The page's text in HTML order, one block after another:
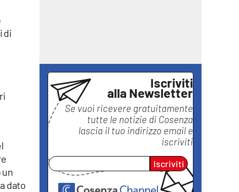
di
dato
Iscriviti
alla Newsletter
Se vuoi ricevere gratuitamente
tutte le notizie di Cosenza
lascia il tuo indirizzo email e
iscriviti
Iscriviti